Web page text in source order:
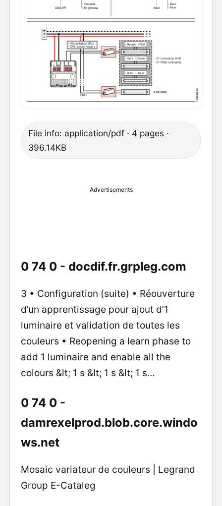
File info: application/pdf · 4 pages ·
396.14KB
Advertisements
0 74 0 - docdif.fr.grpleg.com
3 • Configuration (suite) • Réouverture
d’un apprentissage pour ajout d’1
luminaire et validation de toutes les
couleurs • Reopening a learn phase to
add 1 luminaire and enable all the
colours &lt; 1 s &lt; 1 s &lt; 1 s…
0 74 0 -
damrexelprod.blob.core.windo
ws.net
Mosaic variateur de couleurs | Legrand
Group E-Cataleg